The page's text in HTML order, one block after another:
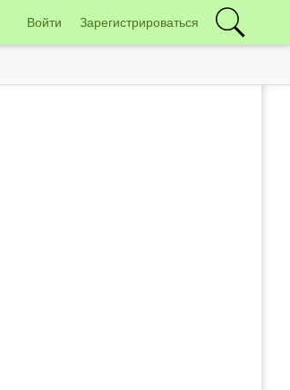
Войти Зарегистрироваться